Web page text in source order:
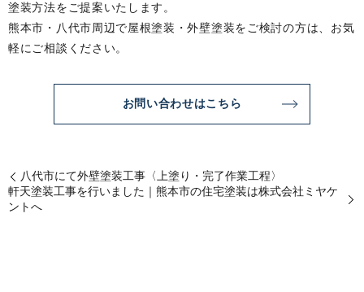
塗装方法をご提案いたします。
熊本市・八代市周辺で屋根塗装・外壁塗装をご検討の方は、お気
軽にご相談ください。
お問い合わせはこちら
八代市にて外壁塗装工事〈上塗り・完了作業工程〉
軒天塗装工事を行いました｜熊本市の住宅塗装は株式会社ミヤケ
ントへ